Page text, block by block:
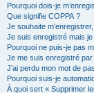
Pourquoi dois-je
Que signifie COPPA ?
Je souhaite
Je suis enregistré mais
Pourquoi ne puis-je pas
Je me suis enregistré
J’ai perdu mon mot de
Pourquoi suis-je
À quoi sert « Supprimer